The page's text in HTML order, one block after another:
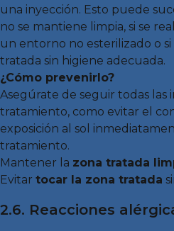
una inyección. Esto puede
no se mantiene limpia, si se
un entorno no esterilizado o
tratada sin higiene adecuada.
¿Cómo prevenirlo?
Asegúrate de seguir todas las
tratamiento, como evitar el
exposición al sol
tratamiento.
Mantener la zona tratada
Evitar tocar la zona tratada
2.6. Reacciones